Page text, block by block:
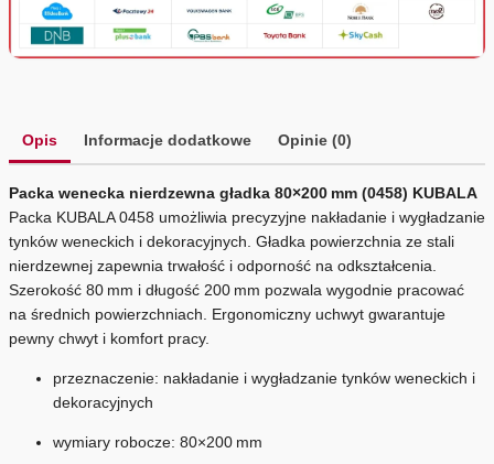
Opis Informacje dodatkowe Opinie (0)
Packa wenecka nierdzewna gładka 80×200 mm (0458) KUBALA
Packa KUBALA 0458 umożliwia precyzyjne nakładanie i wygładzanie
tynków weneckich i dekoracyjnych. Gładka powierzchnia ze stali
nierdzewnej zapewnia trwałość i odporność na odkształcenia.
Szerokość 80 mm i długość 200 mm pozwala wygodnie pracować
na średnich powierzchniach. Ergonomiczny uchwyt gwarantuje
pewny chwyt i komfort pracy.
przeznaczenie: nakładanie i wygładzanie tynków weneckich i
dekoracyjnych
wymiary robocze: 80×200 mm